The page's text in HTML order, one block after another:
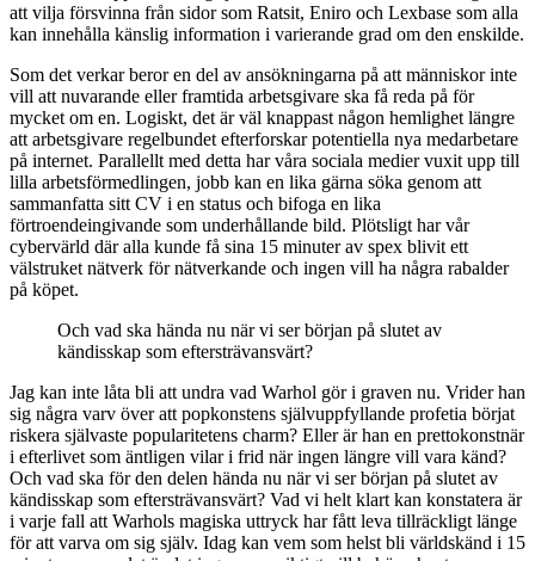
att vilja försvinna från sidor som Ratsit, Eniro och Lexbase som alla
kan innehålla känslig information i varierande grad om den enskilde.
Som det verkar beror en del av ansökningarna på att människor inte
vill att nuvarande eller framtida arbetsgivare ska få reda på för
mycket om en. Logiskt, det är väl knappast någon hemlighet längre
att arbetsgivare regelbundet efterforskar potentiella nya medarbetare
på internet. Parallellt med detta har våra sociala medier vuxit upp till
lilla arbetsförmedlingen, jobb kan en lika gärna söka genom att
sammanfatta sitt CV i en status och bifoga en lika
förtroendeingivande som underhållande bild. Plötsligt har vår
cybervärld där alla kunde få sina 15 minuter av spex blivit ett
välstruket nätverk för nätverkande och ingen vill ha några rabalder
på köpet.
Och vad ska hända nu när vi ser början på slutet av
kändisskap som eftersträvansvärt?
Jag kan inte låta bli att undra vad Warhol gör i graven nu. Vrider han
sig några varv över att popkonstens självuppfyllande profetia börjat
riskera självaste popularitetens charm? Eller är han en prettokonstnär
i efterlivet som äntligen vilar i frid när ingen längre vill vara känd?
Och vad ska för den delen hända nu när vi ser början på slutet av
kändisskap som eftersträvansvärt? Vad vi helt klart kan konstatera är
i varje fall att Warhols magiska uttryck har fått leva tillräckligt länge
för att varva om sig själv. Idag kan vem som helst bli världskänd i 15